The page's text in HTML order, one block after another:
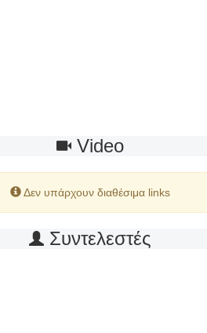
Video
Δεν υπάρχουν διαθέσιμα links
Συντελεστές